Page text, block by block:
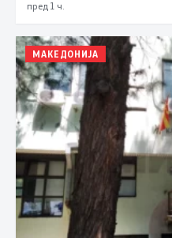
пред 1 ч.
МАКЕДОНИЈА